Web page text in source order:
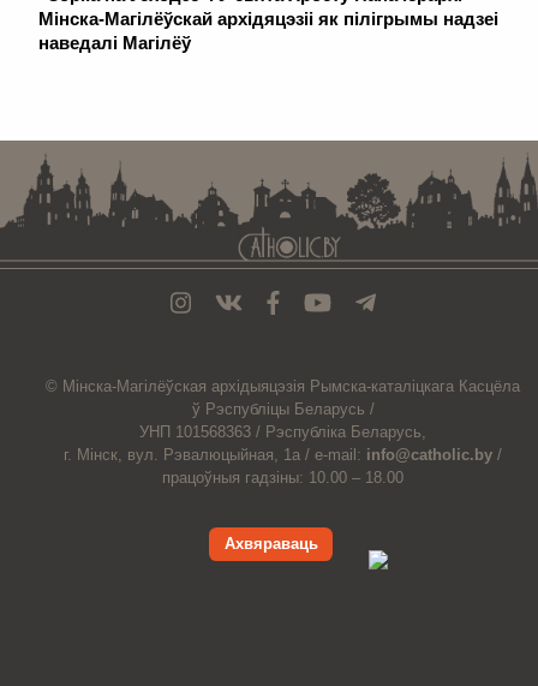
Мінска-Магілёўскай архідяцэзіі як пілігрымы надзеі
наведалі Магілёў
© Мiнска-Магiлёўская архiдыяцэзiя Рымска-каталіцкага Касцёла
ў Рэспубліцы Беларусь /
УНП 101568363 / Рэспубліка Беларусь,
г. Мінск, вул. Рэвалюцыйная, 1а / e-mail: info@catholic.by /
працоўныя гадзіны: 10.00 – 18.00
Ахвяраваць